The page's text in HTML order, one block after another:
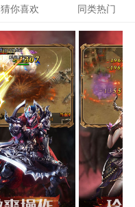
猜你喜欢 同类热门